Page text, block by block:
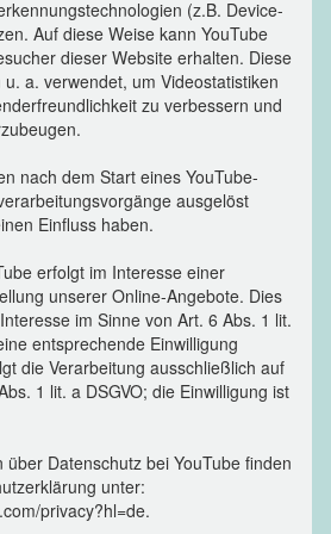
(z.B. Device-
Auf diese Weise kann YouTube
dieser Website erhalten. Diese
a. verwendet, um Videostatistiken
zu verbessern und
nach dem Start eines YouTube-
ausgelöst
Einfluss haben.
erfolgt im Interesse einer
unserer Online-Angebote. Dies
im Sinne von Art. 6 Abs. 1 lit.
entsprechende Einwilligung
die Verarbeitung ausschließlich auf
1 lit. a DSGVO; die Einwilligung ist
Datenschutz bei YouTube finden
unter:
privacy?hl=de.